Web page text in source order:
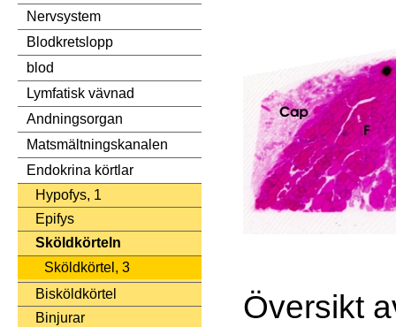
Nervsystem
Blodkretslopp
blod
Lymfatisk vävnad
Andningsorgan
Matsmältningskanalen
Endokrina körtlar
Hypofys, 1
Epifys
Sköldkörteln
Sköldkörtel, 3
Bisköldkörtel
Binjurar
Översikt